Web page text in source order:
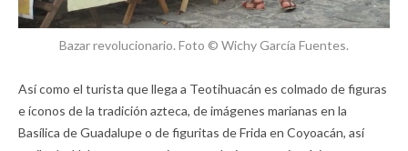
Bazar revolucionario. Foto © Wichy García Fuentes.
Así como el turista que llega a Teotihuacán es colmado de figuras
e íconos de la tradición azteca, de imágenes marianas en la
Basílica de Guadalupe o de figuritas de Frida en Coyoacán, así